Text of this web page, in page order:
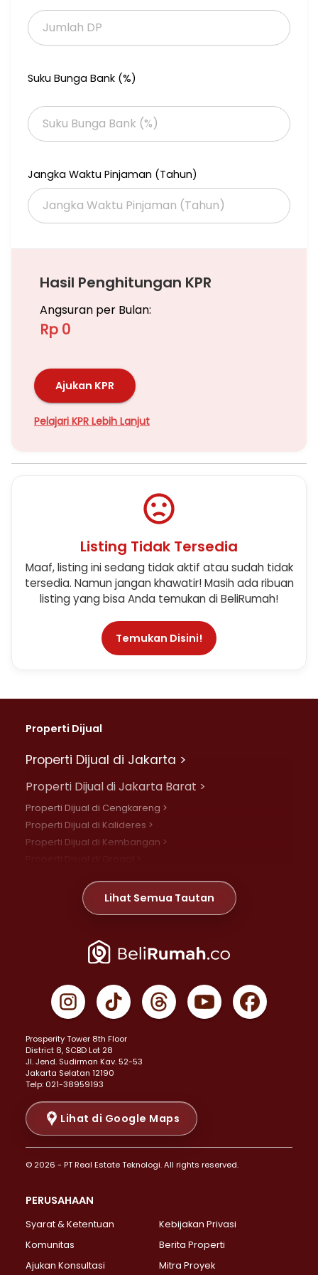
seperti Transpark Graha Raya .
Suku Bunga Bank (%)
Jangka Waktu Pinjaman (Tahun)
Hasil Penghitungan KPR
Angsuran per Bulan:
Rp 0
Ajukan KPR
Pelajari KPR Lebih Lanjut
Listing Tidak Tersedia
Maaf, listing ini sedang tidak aktif atau sudah tidak
tersedia. Namun jangan khawatir! Masih ada ribuan
listing yang bisa Anda temukan di BeliRumah!
Temukan Disini!
Properti Dijual
Properti Dijual di Jakarta >
Properti Dijual di Jakarta Barat >
Properti Dijual di Cengkareng >
Properti Dijual di Kalideres >
Properti Dijual di Kembangan >
Properti Dijual di Meruya >
Properti Dijual di Jelambar >
Properti Dijual di Jakarta Pusat >
Properti Dijual di Gambir >
Properti Dijual di Johar Baru >
Properti Dijual di Menteng >
Properti Dijual di Senen >
Properti Dijual di Tanah Abang >
Properti Dijual di Cikini >
Properti Dijual di Kramat >
Properti Dijual di Pasar Baru >
Properti Dijual di Bendungan Hilir >
Properti Dijual di Jakarta Selatan >
Properti Dijual di Lebak Bulus >
Properti Dijual di Gandaria Selatan >
Properti Dijual di Pondok Labu >
Lihat Semua Tautan
Prosperity Tower 8th Floor
District 8, SCBD Lot 28
JI. Jend. Sudirman Kav. 52-53
Jakarta Selatan 12190
Telp: 021-38959193
Lihat di Google Maps
© 2026 - PT Real Estate Teknologi. All rights reserved.
PERUSAHAAN
Syarat & Ketentuan
Kebijakan Privasi
Komunitas
Berita Properti
Ajukan Konsultasi
Mitra Proyek